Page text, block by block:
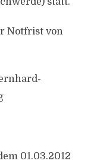
Notfrist von
01.03.2012